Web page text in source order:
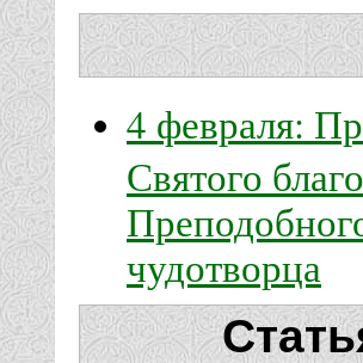
4 февраля:
Святого
чудотворца